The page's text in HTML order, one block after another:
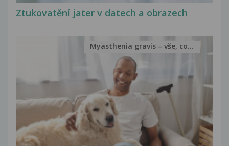
Ztukovatění jater v datech a obrazech
Myasthenia gravis – vše, co...